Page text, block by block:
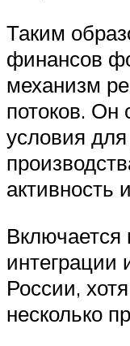
Таким
финансов
механизм
потоков. Он
условия
активность
Включается
России,
несколько